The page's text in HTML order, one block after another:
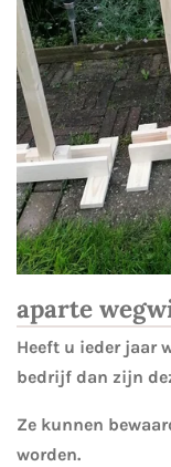
aparte
Heeft u ieder jaar
bedrijf dan zijn
Ze kunnen
worden.